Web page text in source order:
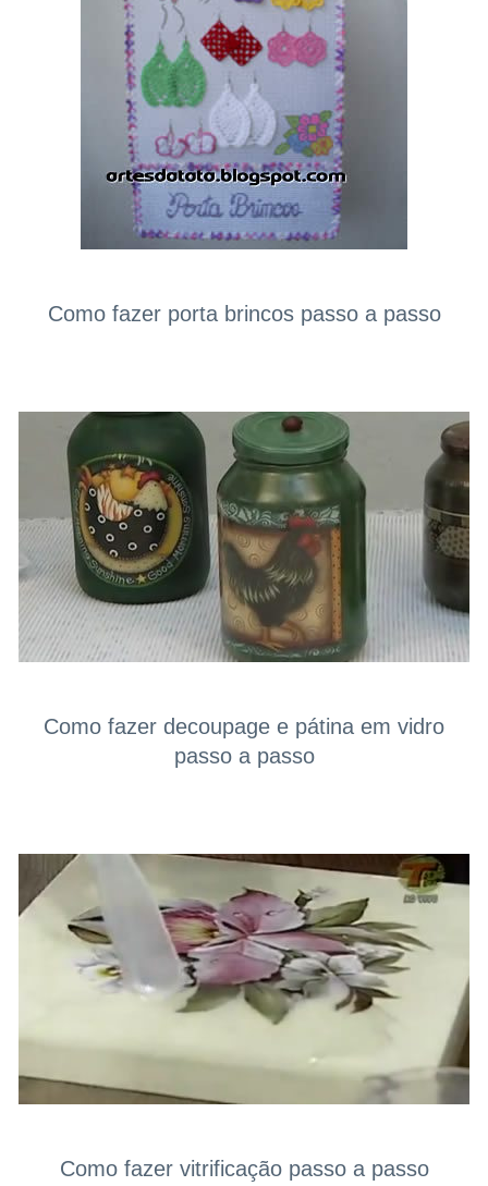
Como fazer porta brincos passo a passo
Como fazer decoupage e pátina em vidro
passo a passo
Como fazer vitrificação passo a passo